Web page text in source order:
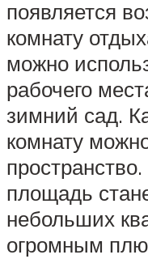
появляется
комнату
можно
рабочего
зимний сад.
комнату
площадь
небольших
огромным